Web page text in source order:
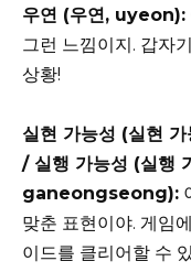
우연 (우연, uyeon):
그런 느낌이지. 갑자
상황!
실현 가능성 (실현
/ 실행 가능성 (실행
ganeongseong):
맞춘 표현이야. 게임
이드를 클리어할 수